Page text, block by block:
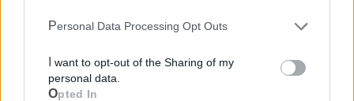
Personal Data Processing Opt Outs
personal data.
Opted In
Mondo CIA